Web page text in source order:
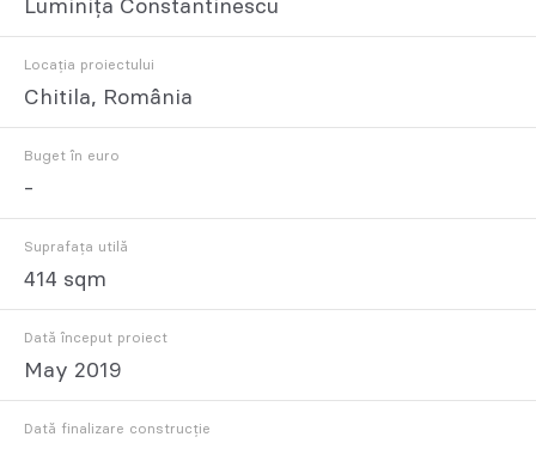
Luminița Constantinescu
Locația proiectului
Chitila, România
Buget în euro
-
Suprafața utilă
414 sqm
Dată început proiect
May 2019
Dată finalizare construcție